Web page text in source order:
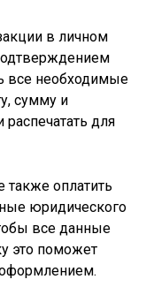
в личном
все необходимые
сумму и
для
также оплатить
юридического
все данные
это поможет